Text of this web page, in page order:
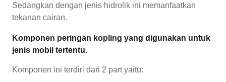
Sedangkan dengan jenis hidrolik ini memanfaatkan
tekanan cairan.
Komponen peringan kopling yang digunakan untuk
jenis mobil tertentu.
Komponen ini terdiri dari 2 part yaitu: